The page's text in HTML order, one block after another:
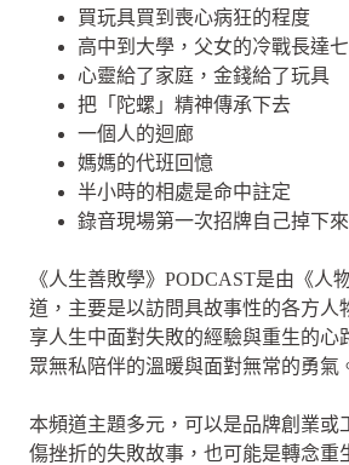
買玩具買到喪心病狂的程度
高中到大學，父女的冷戰長達
心靈給了家庭，金錢給了玩具
把「陀螺」精神傳承下去
一個人的迴廊
媽媽的代班回憶
半小時的相處是命中註定
錄音現場第一次招牌自己掉下來
《人生善敗學》PODCAST是由《人
道，主要是以訪問具故事性的各方人
享人生中面對失敗的經驗與重生的心
眾無私陪伴的溫暖與面對無常的勇氣
本頻道主題多元，可以是品牌創業或
傷挫折的失敗故事，也可能是轉念重